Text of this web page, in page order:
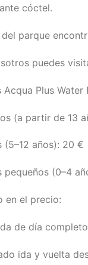
cóctel.
parque
puedes
Acqua Plus Water
(a partir de 13
(5–12 años): 20 €
pequeños (0–4
en el precio:
de día
ida y vuelta